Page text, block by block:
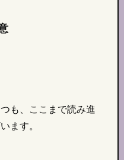
も、ここまで読み進
ます。